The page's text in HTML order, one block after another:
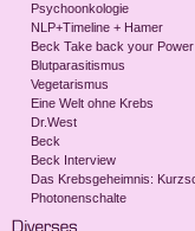
Psychoonkologie
NLP+Timeline + Hamer
Beck Take back your Power
Blutparasitismus
Vegetarismus
Eine Welt ohne Krebs
Dr.West
Beck
Beck Interview
Das Krebsgeheimnis:
Photonenschalte